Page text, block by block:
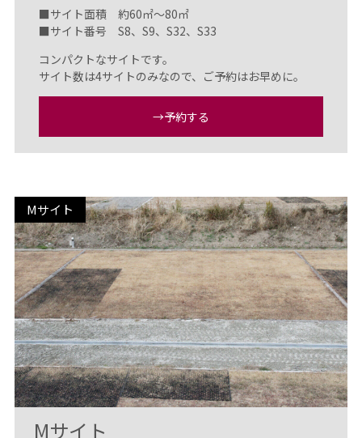
■サイト面積 約60㎡〜80㎡
■サイト番号 S8、S9、S32、S33
コンパクトなサイトです。
サイト数は4サイトのみなので、ご予約はお早めに。
→予約する
Mサイト
Mサイト